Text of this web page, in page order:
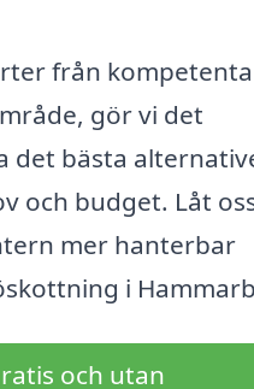
från kompetenta
gör vi det
det bästa
och budget. Låt
mer hanterbar
i
och utan